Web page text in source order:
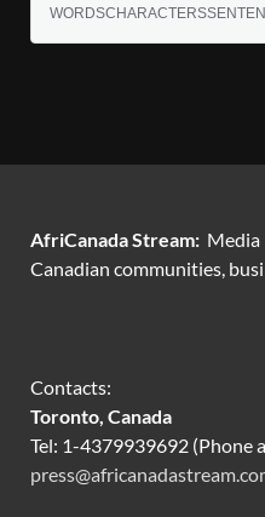
WORDSCHARACTERS
AfriCanada Stream: Media
Canadian communities,
Contacts:
Toronto, Canada
Tel: 1-4379939692 (Phone